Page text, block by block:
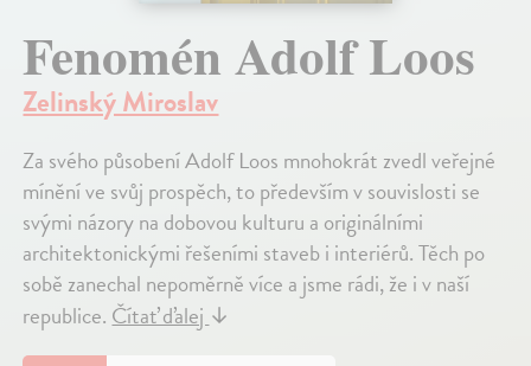
Fenomén Adolf Loos
Zelinský Miroslav
Za svého působení Adolf Loos mnohokrát zvedl veřejné
mínění ve svůj prospěch, to především v souvislosti se
svými názory na dobovou kulturu a originálními
architektonickými řešeními staveb i interiérů. Těch po
sobě zanechal nepoměrně více a jsme rádi, že i v naší
republice.Čítať ďalej↓